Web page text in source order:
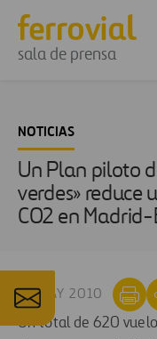
sala de prensa
NOTICIAS
Un Plan piloto
verdes» reduce
CO2 en
28 MAY 2010
Un total de 620